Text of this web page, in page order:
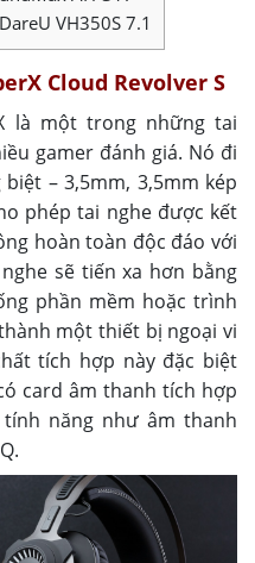
VH350S 7.1
Cloud Revolver S
là một trong những tai
gamer đánh giá. Nó đi
– 3,5mm, 3,5mm kép
phép tai nghe được kết
hoàn toàn độc đáo với
sẽ tiến xa hơn bằng
phần mềm hoặc trình
một thiết bị ngoại vi
tích hợp này đặc biệt
card âm thanh tích hợp
năng như âm thanh